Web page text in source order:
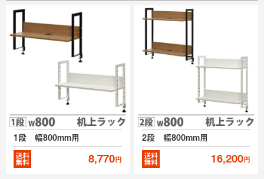
1段 幅800mm用
8,770円
2段 幅800mm用
16,200円